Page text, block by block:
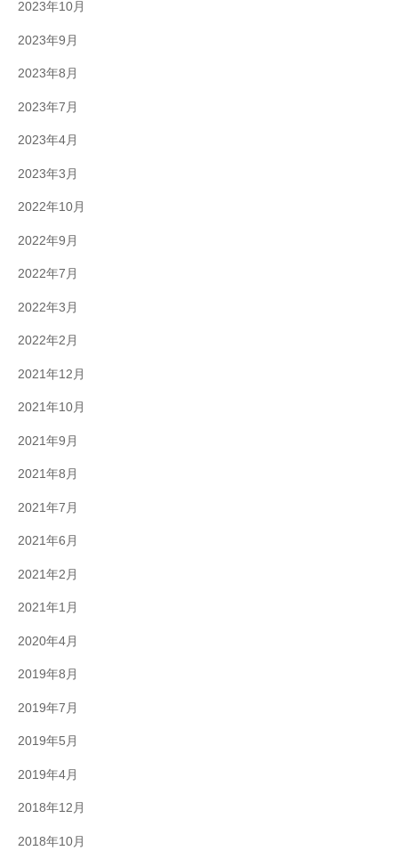
2023年10月
2023年9月
2023年8月
2023年7月
2023年4月
2023年3月
2022年10月
2022年9月
2022年7月
2022年3月
2022年2月
2021年12月
2021年10月
2021年9月
2021年8月
2021年7月
2021年6月
2021年2月
2021年1月
2020年4月
2019年8月
2019年7月
2019年5月
2019年4月
2018年12月
2018年10月